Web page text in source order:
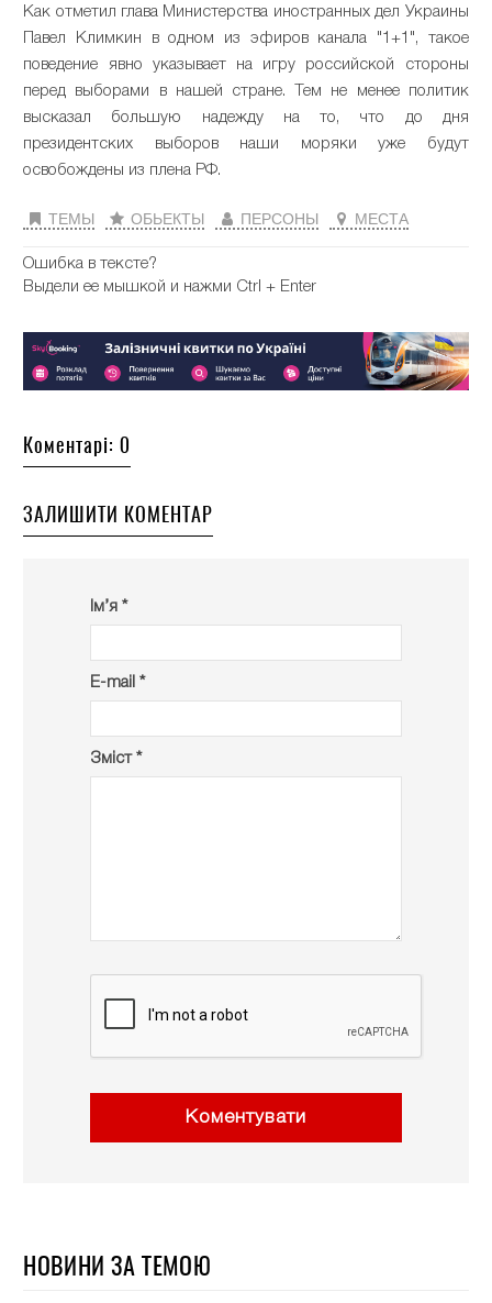
Как отметил глава Министерства иностранных дел Украины
Павел Климкин в одном из эфиров канала "1+1", такое
поведение явно указывает на игру российской стороны
перед выборами в нашей стране. Тем не менее политик
высказал большую надежду на то, что до дня
президентских выборов наши моряки уже будут
освобождены из плена РФ.
ТЕМЫ ОБЬЕКТЫ ПЕРСОНЫ МЕСТА
Ошибка в тексте?
Выдели ее мышкой и нажми Ctrl + Enter
Коментарі: 0
ЗАЛИШИТИ КОМЕНТАР
Ім’я *
E-mail *
Зміст *
Коментувати
НОВИНИ ЗА ТЕМОЮ